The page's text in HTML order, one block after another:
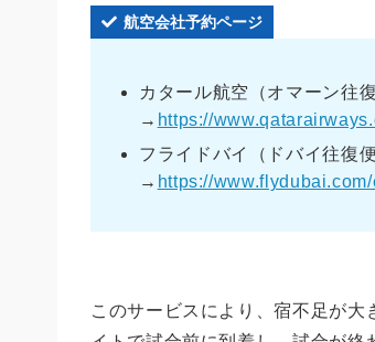
航空会社予約ページ
カタール航空（オマーン往
→ https://
フライドバイ（ドバイ往復便
→ https://
このサービスにより、宿不足が